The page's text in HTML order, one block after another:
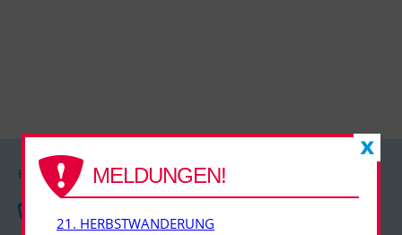
KONTAKT MELDUNGEN!
21. HERBSTWANDERUNG